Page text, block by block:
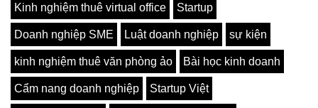
Kinh nghiệm thuê virtual office Startup
Doanh nghiệp SME Luật doanh nghiệp sự kiện
kinh nghiệm thuê văn phòng ảo Bài học kinh doanh
Cẩm nang doanh nghiệp Startup Việt